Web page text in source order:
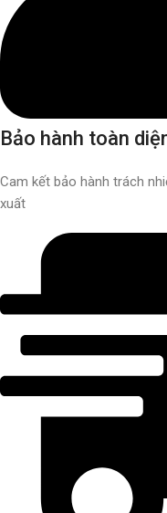
Bảo hành toàn
Cam kết bảo hành trách
xuất